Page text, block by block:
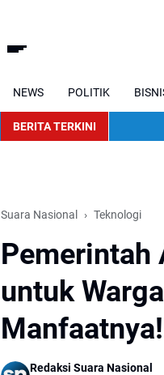
NEWS POLITIK
BERITA TERKINI
Suara Nasional Teknologi
Pemerintah
untuk
Manfaatnya!
Redaksi Suara Nasional